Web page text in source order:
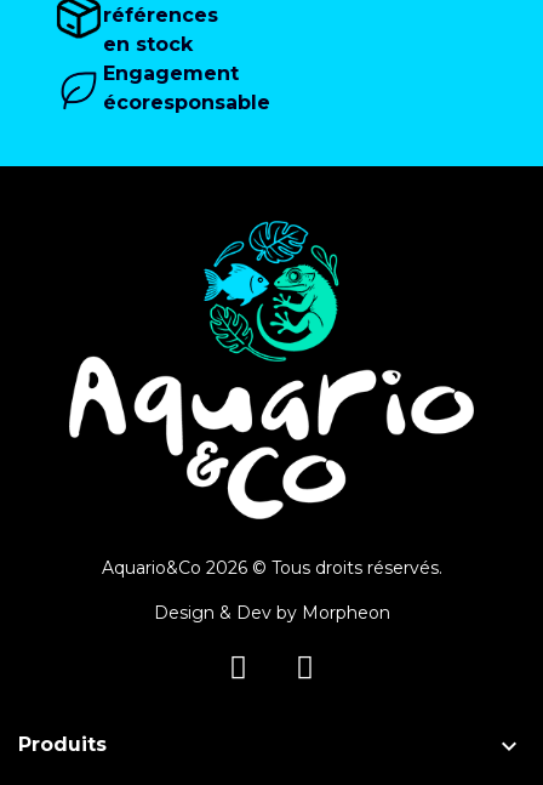
références
en stock
Engagement
écoresponsable
Aquario&Co 2026 © Tous droits réservés.
Design & Dev by Morpheon
Produits 